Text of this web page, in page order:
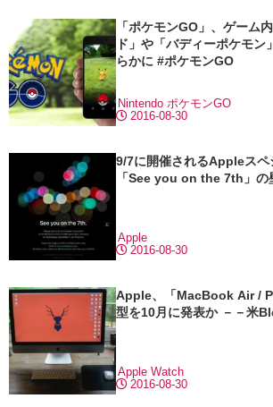
「ポケモンGO」、ゲーム
ド」や「バディーポケモン
らかに #ポケモンGO
2016-08-30
Nintendo ポケモンGO
9/7に開催されるAppleスペ
「See you on the 7th」の
2016-08-30
Apple
Apple、「MacBook Air /
型を10月に発表か －－米
2016-08-30
Apple Watch